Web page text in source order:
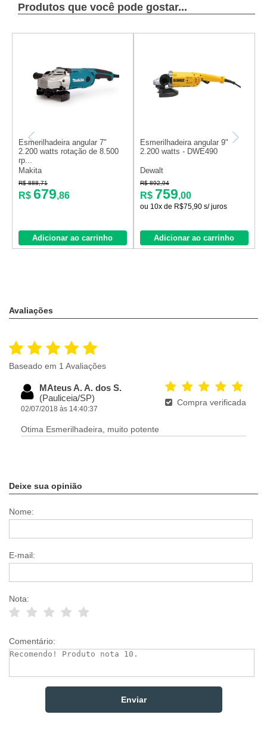
Produtos que você pode gostar...
Esmerilhadeira angular 7"
2.200 watts rotação de 8.500
rp...
Makita
R$ 888,71
R$ 679,86
Adicionar ao carrinho
Esmerilhadeira angular 9"
2.200 watts - DWE490
Dewalt
R$ 892,94
R$ 759,00
ou 10x de R$75,90 s/ juros
Adicionar ao carrinho
Avaliações
Baseado em 1 Avaliações
MAteus A. A. dos S.
(Pauliceia/SP)
02/07/2018 às 14:40:37
Compra verificada
Otima Esmerilhadeira, muito potente
Deixe sua opinião
Nome:
E-mail:
Nota:
Comentário: